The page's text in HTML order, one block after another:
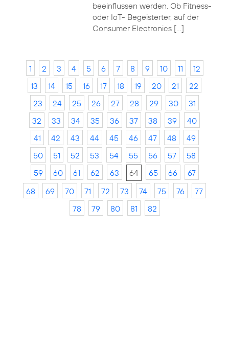
beeinflussen werden. Ob Fitness-
oder IoT- Begeisterter, auf der
Consumer Electronics […]
1 2 3 4 5 6 7 8 9 10 11
12
13
14 15 16 17 18 19 20 21
22
23
24 25 26 27 28 29 30
31
32
33 34 35 36 37 38 39
40
41
42 43 44 45 46 47 48
49
50
51 52 53 54 55 56 57
58
59
60 61 62 63 64 65 66
67
68
69 70 71 72 73 74 75 76
77
78
79 80 81 82